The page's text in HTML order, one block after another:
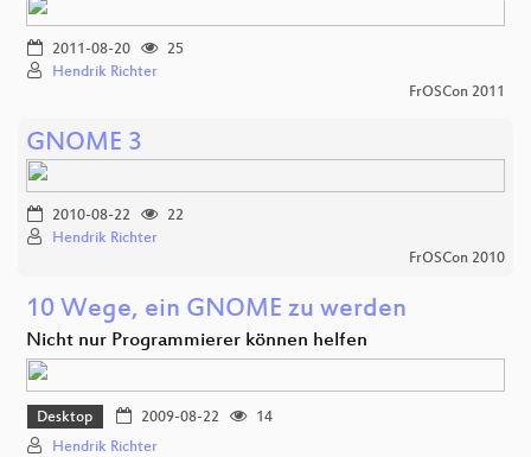
2011-08-20
25
Hendrik Richter
FrOSCon 2011
GNOME 3
2010-08-22
22
Hendrik Richter
FrOSCon 2010
10 Wege, ein GNOME zu werden
Nicht nur Programmierer können helfen
Desktop 2009-08-22
14
Hendrik Richter